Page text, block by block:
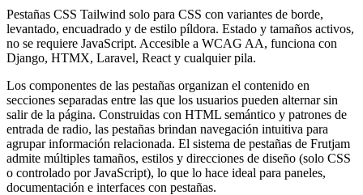
Pestañas CSS Tailwind solo para CSS con variantes de borde,
levantado, encuadrado y de estilo píldora. Estado y tamaños activos,
no se requiere JavaScript. Accesible a WCAG AA, funciona con
Django, HTMX, Laravel, React y cualquier pila.
Los componentes de las pestañas organizan el contenido en
secciones separadas entre las que los usuarios pueden alternar sin
salir de la página. Construidas con HTML semántico y patrones de
entrada de radio, las pestañas brindan navegación intuitiva para
agrupar información relacionada. El sistema de pestañas de Frutjam
admite múltiples tamaños, estilos y direcciones de diseño (solo CSS
o controlado por JavaScript), lo que lo hace ideal para paneles,
documentación e interfaces con pestañas.